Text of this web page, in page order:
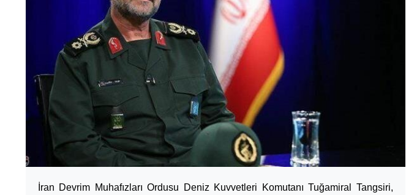
İran Devrim Muhafızları Ordusu Deniz Kuvvetleri Komutanı Tuğamiral Tangsiri,